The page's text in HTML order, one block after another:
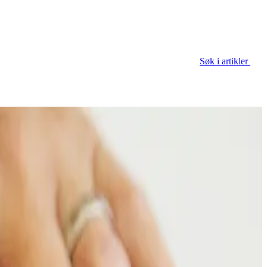
Søk i artikler